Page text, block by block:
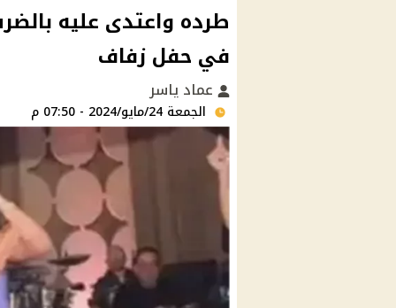
طرده واعتدى عليه
في حفل زفاف
عماد ياسر
الجمعة 24/مايو/2024 - 07:50 م